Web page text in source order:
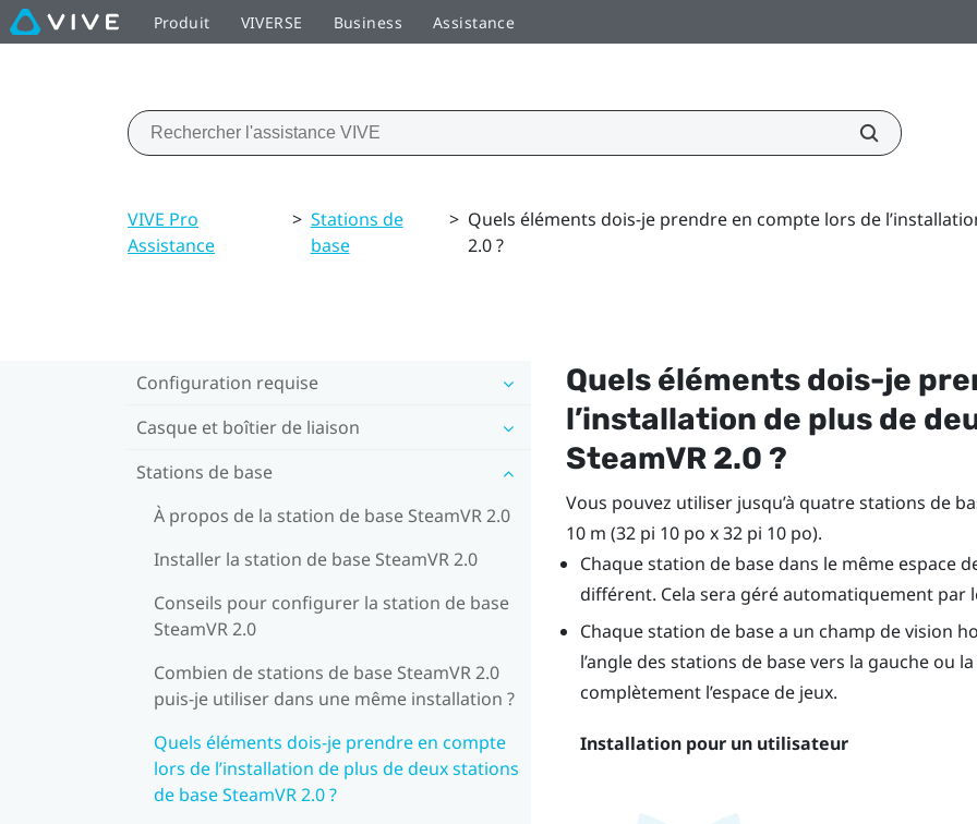
Produit VIVERSE Business Assistance
VIVE Pro
Assistance
> Stations de
base
> Quels éléments dois-je prendre en compte lors de
2.0 ?
Configuration requise
Casque et boîtier de liaison
Stations de base
À propos de la station de base SteamVR 2.0
Installer la station de base SteamVR 2.0
Conseils pour configurer la station de base
SteamVR 2.0
Combien de stations de base SteamVR 2.0
puis-je utiliser dans une même installation ?
Quels éléments dois-je prendre en compte
lors de l’installation de plus de deux stations
de base SteamVR 2.0 ?
Quels éléments dois-je
l’installation de plus de
SteamVR2.0 ?
Vous pouvez utiliser jusqu’à quatre stations de
10 m (32 pi 10 po x 32 pi 10 po).
Chaque station de base dans le même espace
différent. Cela sera géré automatiquement par
Chaque station de base a un champ de vision
l’angle des stations de base vers la gauche ou
complètement l’espace de jeux.
Installation pour un utilisateur